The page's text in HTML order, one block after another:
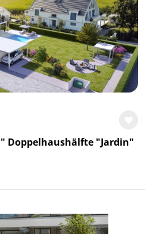
Doppelhaushälfte "Jardin"